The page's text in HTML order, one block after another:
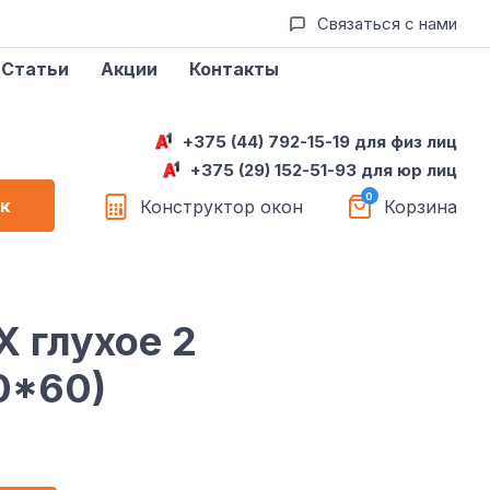
Связаться с нами
Статьи Акции Контакты
+375 (44) 792-15-19 для физ лиц
+375 (29) 152-51-93 для юр лиц
Конструктор окон Корзина
глухое 2